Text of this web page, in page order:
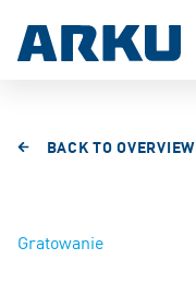
BACK TO OVERVIEW
Gratowanie